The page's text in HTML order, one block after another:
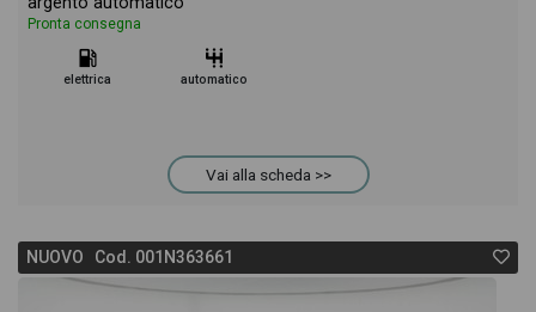
Pronta consegna
elettrica automatico
Vai alla scheda >>
NUOVO Cod. 001N363661